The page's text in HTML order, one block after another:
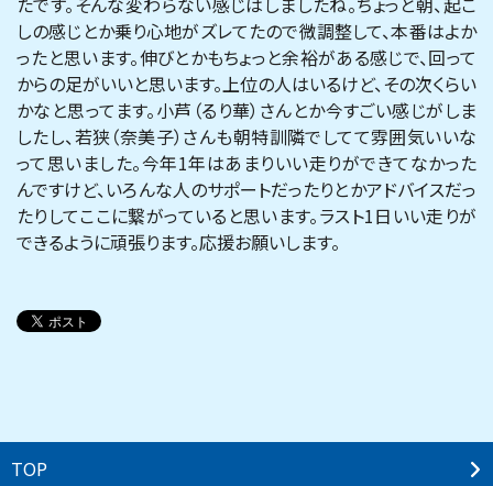
しの感じとか乗り心地がズレてたので微調整して、本番はよか
ったと思います。伸びとかもちょっと余裕がある感じで、回って
からの足がいいと思います。上位の人はいるけど、その次くらい
かなと思ってます。小芦（るり華）さんとか今すごい感じがしま
したし、若狭（奈美子）さんも朝特訓隣でしてて雰囲気いいな
って思いました。今年1年はあまりいい走りができてなかった
んですけど、いろんな人のサポートだったりとかアドバイスだっ
たりしてここに繋がっていると思います。ラスト1日いい走りが
できるように頑張ります。応援お願いします。
TOP